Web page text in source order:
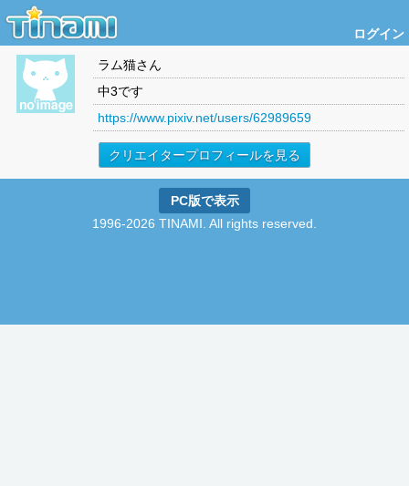
ログイン
ラム猫さん
中3です
https://www.pixiv.net/users/62989659
クリエイタープロフィールを見る
PC版で表示
1996-2026 TINAMI. All rights reserved.